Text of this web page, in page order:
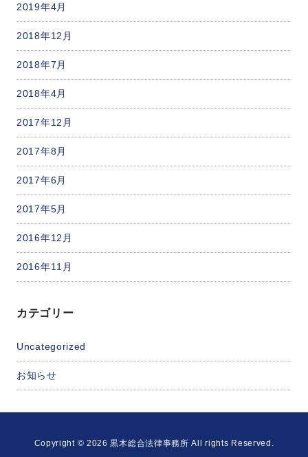
2019年4月
2018年12月
2018年7月
2018年4月
2017年12月
2017年8月
2017年6月
2017年5月
2016年12月
2016年11月
カテゴリー
Uncategorized
お知らせ
Copyright © 2026 黒木総合法律事務所 All rights Reserved.